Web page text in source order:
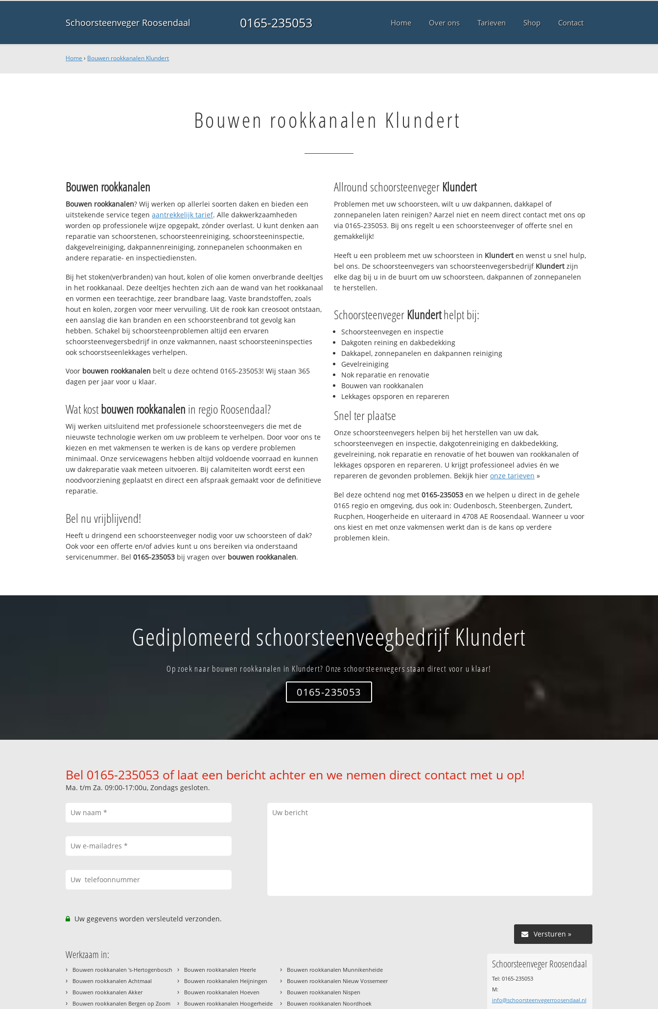
Schoorsteenveger Roosendaal 0165-235053 Home Over ons Tarieven Shop Contact
Home › Bouwen rookkanalen Klundert
Bouwen rookkanalen Klundert
Bouwen rookkanalen
Bouwen rookkanalen? Wij werken op allerlei soorten daken en bieden een
uitstekende service tegenaantrekkelijk tarief. Alle dakwerkzaamheden
worden op professionele wijze opgepakt, zónder overlast. U kunt denken aan
reparatie van schoorstenen, schoorsteenreiniging, schoorsteeninspectie,
dakgevelreiniging, dakpannenreiniging, zonnepanelen schoonmaken en
andere reparatie- en inspectiediensten.
Bij het stoken(verbranden) van hout, kolen of olie komen onverbrande deeltjes
in het rookkanaal. Deze deeltjes hechten zich aan de wand van het rookkanaal
en vormen een teerachtige, zeer brandbare laag. Vaste brandstoffen, zoals
hout en kolen, zorgen voor meer vervuiling. Uit de rook kan creosoot ontstaan,
een aanslag die kan branden en een schoorsteenbrand tot gevolg kan
hebben. Schakel bij schoorsteenproblemen altijd een ervaren
schoorsteenvegersbedrijf in onze vakmannen, naast schoorsteeninspecties
ook schoorstseenlekkages verhelpen.
Voor bouwen rookkanalen belt u deze ochtend 0165-235053! Wij staan 365
dagen per jaar voor u klaar.
Wat kostbouwen rookkanalen in regio Roosendaal?
Wij werken uitsluitend met professionele schoorsteenvegers die met de
nieuwste technologie werken om uw probleem te verhelpen. Door voor ons te
kiezen en met vakmensen te werken is de kans op verdere problemen
minimaal. Onze servicewagens hebben altijd voldoende voorraad en kunnen
uw dakreparatie vaak meteen uitvoeren. Bij calamiteiten wordt eerst een
noodvoorziening geplaatst en direct een afspraak gemaakt voor de definitieve
reparatie.
Bel nu vrijblijvend!
Heeft u dringend een schoorsteenveger nodig voor uw schoorsteen of dak?
Ook voor een offerte en/of advies kunt u ons bereiken via onderstaand
servicenummer. Bel0165-235053 bij vragen over bouwen rookkanalen.
Allround schoorsteenveger Klundert
Problemen met uw schoorsteen, wilt u uw dakpannen, dakkapel of
zonnepanelen laten reinigen? Aarzel niet en neem direct contact met ons op
via 0165-235053. Bij ons regelt u een schoorsteenveger of offerte snel en
gemakkelijk!
Heeft u een probleem met uw schoorsteen in Klunderten wenst u snel hulp,
bel ons. De schoorsteenvegers van schoorsteenvegersbedrijf Klundertzijn
elke dag bij u in de buurt om uw schoorsteen, dakpannen of zonnepanelen
te herstellen.
Schoorsteenveger Klunderthelpt bij:
Schoorsteenvegen en inspectie
Dakgoten reining en dakbedekking
Dakkapel, zonnepanelen en dakpannen reiniging
Gevelreiniging
Nok reparatie en renovatie
Bouwen van rookkanalen
Lekkages opsporen en repareren
Snel ter plaatse
Onze schoorsteenvegers helpen bij het herstellen van uw dak,
schoorsteenvegen en inspectie, dakgotenreiniging en dakbedekking,
gevelreining, nok reparatie en renovatie of het bouwen van rookkanalen of
lekkages opsporen en repareren. U krijgt professioneel advies én we
repareren de gevonden problemen. Bekijk hier onze tarieven »
Bel deze ochtend nog met 0165-235053 en we helpen u direct in de gehele
0165 regio en omgeving, dus ook in: Oudenbosch, Steenbergen, Zundert,
Rucphen, Hoogerheide en uiteraard in 4708 AE Roosendaal. Wanneer u voor
ons kiest en met onze vakmensen werkt dan is de kans op verdere
problemen klein.
Gediplomeerd schoorsteenveegbedrijf Klundert
Op zoek naar bouwen rookkanalen in Klundert? Onze schoorsteenvegers staan direct voor u klaar!
0165-235053
Bel 0165-235053 of laat een bericht achter en we nemen direct contact met u op!
Ma. t/m Za. 09:00-17:00u, Zondags gesloten.
Uw gegevens worden versleuteld verzonden.
Versturen »
Werkzaam in:
› Bouwen rookkanalen 's-Hertogenbosch
› Bouwen rookkanalen Achtmaal
› Bouwen rookkanalen Akker
› Bouwen rookkanalen Bergen op Zoom
› Bouwen rookkanalen Heerle
› Bouwen rookkanalen Heijningen
› Bouwen rookkanalen Hoeven
› Bouwen rookkanalen Hoogerheide
› Bouwen rookkanalen Munnikenheide
› Bouwen rookkanalen Nieuw Vossemeer
› Bouwen rookkanalen Nispen
› Bouwen rookkanalen Noordhoek
Schoorsteenveger Roosendaal
Tel: 0165-235053
M:
info@schoorsteenvegerroosendaal.nl